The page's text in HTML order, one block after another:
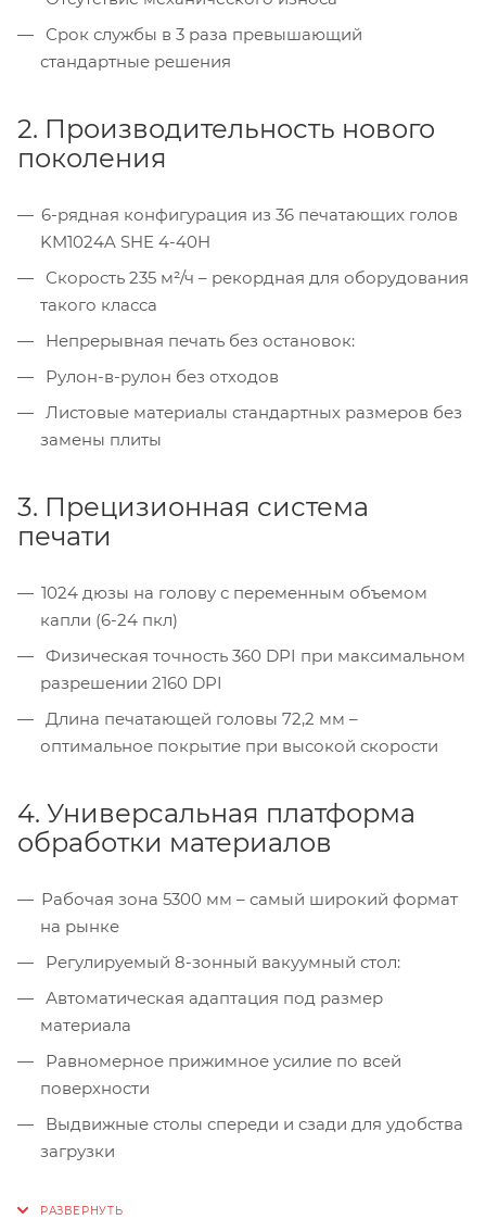
Срок службы в 3 раза превышающий
стандартные решения
2. Производительность нового
поколения
6-рядная конфигурация из 36 печатающих голов
KM1024A SHE 4-40H
Скорость 235 м²/ч – рекордная для оборудования
такого класса
Непрерывная печать без остановок:
Рулон-в-рулон без отходов
Листовые материалы стандартных размеров без
замены плиты
3. Прецизионная система
печати
1024 дюзы на голову с переменным объемом
капли (6-24 пкл)
Физическая точность 360 DPI при максимальном
разрешении 2160 DPI
Длина печатающей головы 72,2 мм –
оптимальное покрытие при высокой скорости
4. Универсальная платформа
обработки материалов
Рабочая зона 5300 мм – самый широкий формат
на рынке
Регулируемый 8-зонный вакуумный стол:
Автоматическая адаптация под размер
материала
Равномерное прижимное усилие по всей
поверхности
Выдвижные столы спереди и сзади для удобства
загрузки